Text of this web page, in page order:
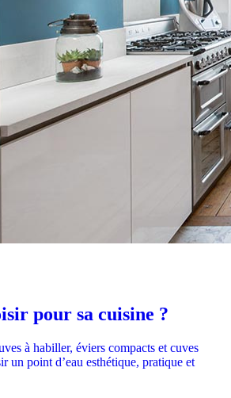
pour sa cuisine ?
à habiller, éviers compacts et cuves
un point d’eau esthétique, pratique et